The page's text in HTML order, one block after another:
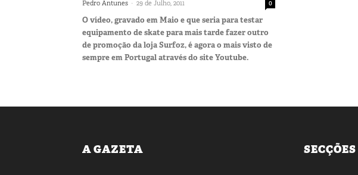
Pedro Antunes - 29 de Julho, 2011 0
O vídeo, gravado em Maio e que seria para testar
equipamento de skate para mais tarde fazer outro
de promoção da loja Surfoz, é agora o mais visto de
sempre em Portugal através do site Youtube.
A GAZETA SECÇÕES